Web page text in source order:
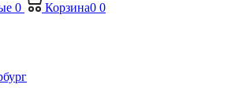
0 Корзина0 0